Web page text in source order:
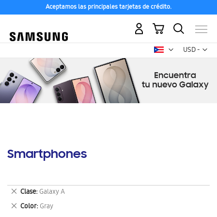
Aceptamos las principales tarjetas de crédito.
USD -
dólar
Mi carrito
Smartphones
Clase Galaxy A
Eliminar
este
artículo
Color Gray
Eliminar